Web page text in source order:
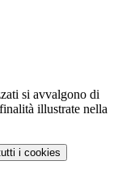
si avvalgono di
illustrate nella
i cookies